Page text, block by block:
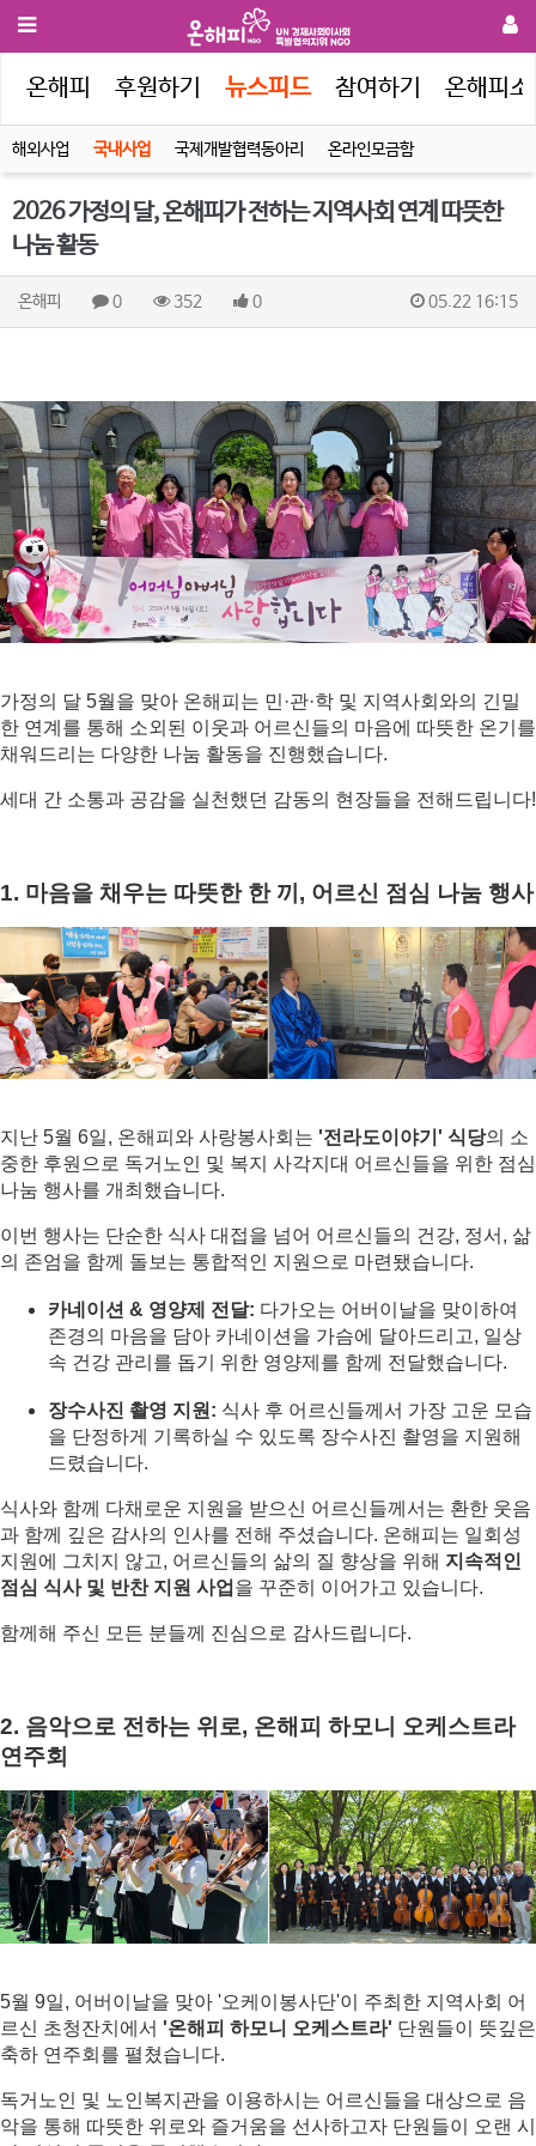
온해피 후원하기 뉴스피드 참여하기 온해피
해외사업 국내사업 국제개발협력동아리 온라인모금함
2026 가정의 달, 온해피가 전하는 지역사회 연계 따뜻한
나눔 활동
온해피 0 352 0 05.22 16:15
가정의 달 5월을 맞아 온해피는 민·관·학 및 지역사회와의 긴밀
한 연계를 통해 소외된 이웃과 어르신들의 마음에 따뜻한 온기를
채워드리는 다양한 나눔 활동을 진행했습니다.
세대 간 소통과 공감을 실천했던 감동의 현장들을 전해드립니다!
1. 마음을 채우는 따뜻한 한 끼, 어르신 점심 나눔 행사
지난 5월 6일, 온해피와 사랑봉사회는 '전라도이야기' 식당의 소
중한 후원으로 독거노인 및 복지 사각지대 어르신들을 위한 점심
나눔 행사를 개최했습니다.
이번 행사는 단순한 식사 대접을 넘어 어르신들의 건강, 정서, 삶
의 존엄을 함께 돌보는 통합적인 지원으로 마련됐습니다.
카네이션 & 영양제 전달: 다가오는 어버이날을 맞이하여
존경의 마음을 담아 카네이션을 가슴에 달아드리고, 일상
속 건강 관리를 돕기 위한 영양제를 함께 전달했습니다.
장수사진 촬영 지원: 식사 후 어르신들께서 가장 고운 모습
을 단정하게 기록하실 수 있도록 장수사진 촬영을 지원해
드렸습니다.
식사와 함께 다채로운 지원을 받으신 어르신들께서는 환한 웃음
과 함께 깊은 감사의 인사를 전해 주셨습니다. 온해피는 일회성
지원에 그치지 않고, 어르신들의 삶의 질 향상을 위해 지속적인
점심 식사 및 반찬 지원 사업 을 꾸준히 이어가고 있습니다.
함께해 주신 모든 분들께 진심으로 감사드립니다.
2. 음악으로 전하는 위로, 온해피 하모니 오케스트라
연주회
5월 9일, 어버이날을 맞아 '오케이봉사단'이 주최한 지역사회 어
르신 초청잔치에서 '온해피 하모니 오케스트라' 단원들이 뜻깊은
축하 연주회를 펼쳤습니다.
독거노인 및 노인복지관을 이용하시는 어르신들을 대상으로 음
악을 통해 따뜻한 위로와 즐거움을 선사하고자 단원들이 오랜 시